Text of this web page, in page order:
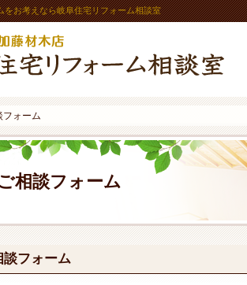
相談フォーム
をお考えなら岐阜住宅リフォーム相談室
談フォーム
フォーム